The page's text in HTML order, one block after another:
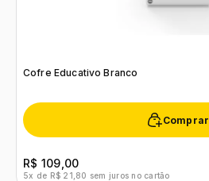
Cofre Educativo Branco
Comprar
R$ 109,00
5x de R$ 21,80 sem juros no cartão